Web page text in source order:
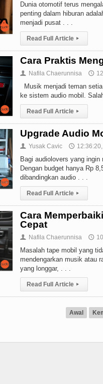
Dunia otomotif terus
penting dalam hiburan
menjadi pusat . . .
Read Full Article ▸
Cara Praktis
👤 Nafila Chaerunnisa 🕔
Musik menjadi teman
ke sistem audio mobil.
Read Full Article ▸
Upgrade Audio
👤 Yusak Cavic 🕔
Bagi audiolovers yang
Dengan budget hanya Rp
dibandingkan audio . . .
Read Full Article ▸
Cara
Cepat
👤 Nafila Chaerunnisa 🕔
Masalah tape mobil yang
mendengarkan musik atau
yang longgar, . . .
Read Full Article ▸
Awal